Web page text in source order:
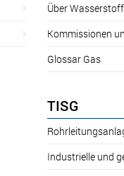
Über Wasserstoff
Kommissionen
Glossar Gas
TISG
Industrielle und